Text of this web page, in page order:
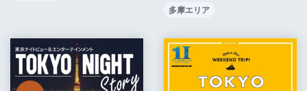
多摩エリア